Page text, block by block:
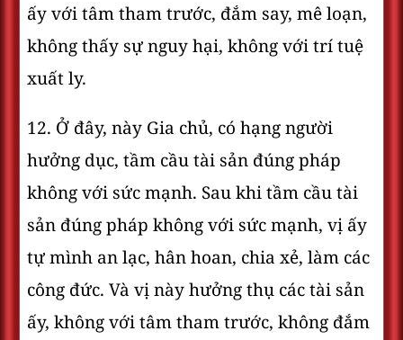
ấy với tâm tham trước, đắm say, mê loạn,
không thấy sự nguy hại, không với trí tuệ
xuất ly.
12. Ở đây, này Gia chủ, có hạng người
hưởng dục, tầm cầu tài sản đúng pháp
không với sức mạnh. Sau khi tầm cầu tài
sản đúng pháp không với sức mạnh, vị ấy
tự mình an lạc, hân hoan, chia xẻ, làm các
công đức. Và vị này hưởng thụ các tài sản
ấy, không với tâm tham trước, không đắm